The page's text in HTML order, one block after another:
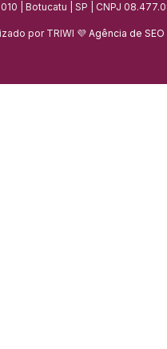
| Botucatu | SP | CNPJ
por TRIWI 💜 Agência de SEO